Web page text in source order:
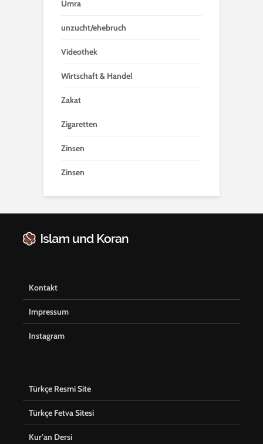
Umra
unzucht/ehebruch
Videothek
Wirtschaft & Handel
Zakat
Zigaretten
Zinsen
Zinsen
Kontakt
Impressum
Instagram
Türkçe Resmi Site
Türkçe Fetva Sitesi
Kur’an Dersi